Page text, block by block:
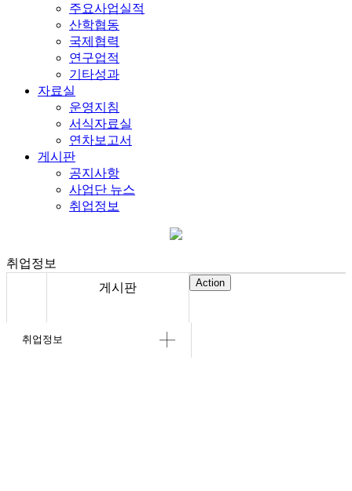
주요사업실적
산학협동
국제협력
연구업적
기타성과
자료실
운영지침
서식자료실
연차보고서
게시판
공지사항
사업단 뉴스
취업정보
취업정보
게시판
취업정보
Action